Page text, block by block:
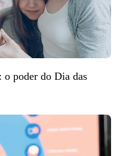
o poder do Dia das